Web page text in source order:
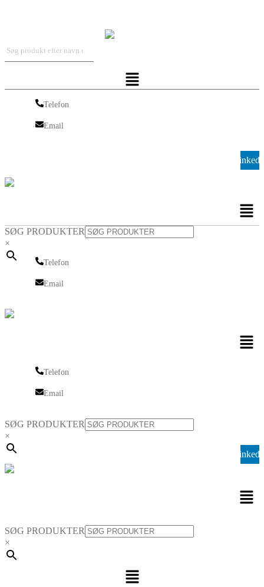
Menu
Telefon
Email
Menu
SØG PRODUKTER
×
Telefon
Email
Menu
Telefon
Email
SØG PRODUKTER
×
Menu
SØG PRODUKTER
×
Menu